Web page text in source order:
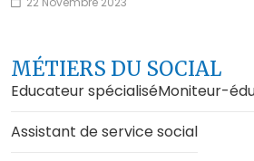
MÉTIERS DU SOCIAL
Educateur spécialiséMoniteur-
Assistant de service social